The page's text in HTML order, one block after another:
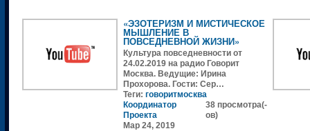
«ЭЗОТЕРИЗМ И МИСТИЧЕСКОЕ
МЫШЛЕНИЕ В
ПОВСЕДНЕВНОЙ ЖИЗНИ»
Культура повседневности от
24.02.2019 на радио Говорит
Москва. Ведущие: Ирина
Прохорова. Гости: Сер…
Теги: говоритмосква
Координатор
Проекта
Мар 24, 2019
38 просмотра(-
ов)